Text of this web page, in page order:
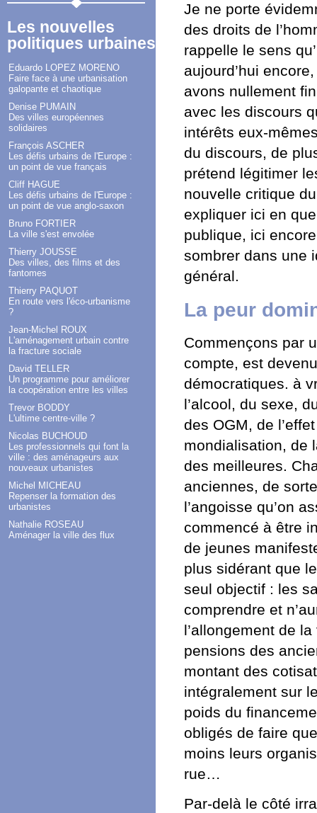
Les nouvelles
politiques urbaines
Eduardo LOPEZ MORENO
Faire face à une urbanisation
galopante et chaotique
Denise PUMAIN
Des villes européennes
solidaires
François ASCHER
Les défis urbains de l'Europe :
un point de vue français
Cliff HAGUE
Les défis urbains de l'Europe :
un point de vue anglo-saxon
Bruno FORTIER
La ville s'est envolée
Thierry JOUSSE
Des villes, des films et des
fantomes
Thierry PAQUOT
En route vers l'éco-urbanisme
?
Jean-Michel ROUX
L'aménagement urbain contre
la fracture sociale
David TELLER
Un programme pour améliorer
la coopération entre les villes
Trevor BODDY
L'ultime centre-ville ?
Nicolas BUCHOUD
Les professionnels qui font la
ville : des aménageurs aux
nouveaux urbanistes
Michel MICHEAU
Repenser la formation des
urbanistes
Nathalie ROSEAU
Aménager la ville des flux
Je ne porte
des droits de
rappelle le sens
aujourd’hui
avons nullement
avec les discours
intérêts eux-
du discours, de
prétend légitimer
nouvelle critique
expliquer ici en
publique, ici
sombrer dans une
général.
La peur
Commençons par
compte, est
démocratiques. à
l’alcool, du sexe,
des OGM, de
mondialisation, de
des meilleures.
anciennes, de
l’angoisse qu’on
commencé à être
de jeunes
plus sidérant que
seul objectif : les
comprendre et
l’allongement de
pensions des
montant des
intégralement sur
poids du
obligés de faire
moins leurs
rue…
Par-delà le côté